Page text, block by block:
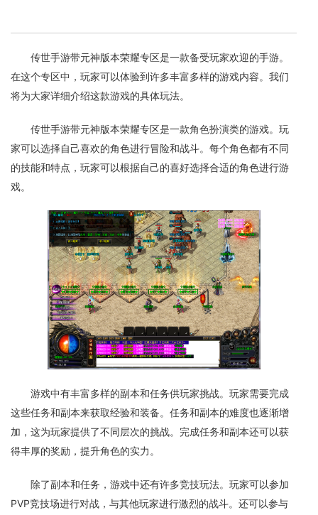
传世手游带元神版本荣耀专区是一款备受玩家欢迎的手游。
在这个专区中，玩家可以体验到许多丰富多样的游戏内容。我们
将为大家详细介绍这款游戏的具体玩法。
传世手游带元神版本荣耀专区是一款角色扮演类的游戏。玩
家可以选择自己喜欢的角色进行冒险和战斗。每个角色都有不同
的技能和特点，玩家可以根据自己的喜好选择合适的角色进行游
戏。
游戏中有丰富多样的副本和任务供玩家挑战。玩家需要完成
这些任务和副本来获取经验和装备。任务和副本的难度也逐渐增
加，这为玩家提供了不同层次的挑战。完成任务和副本还可以获
得丰厚的奖励，提升角色的实力。
除了副本和任务，游戏中还有许多竞技玩法。玩家可以参加
PVP竞技场进行对战，与其他玩家进行激烈的战斗。还可以参与